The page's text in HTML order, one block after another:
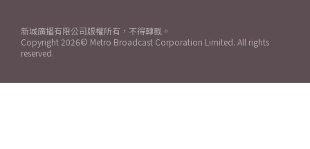
新城廣播有限公司版權所有，不得轉載。
Copyright 2026© Metro Broadcast Corporation Limited. All rights
reserved.